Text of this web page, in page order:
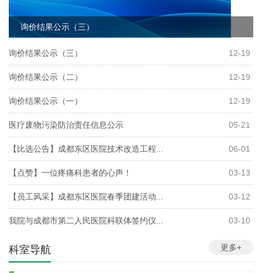
询价结果公示（三）
询价结果公示（三） 12-19
询价结果公示（二） 12-19
询价结果公示（一） 12-19
医疗废物污染防治责任信息公示 05-21
【比选公告】成都东区医院技术改造工程... 06-01
【点赞】一位疼痛科患者的心声！ 03-13
【员工风采】成都东区医院春季团建活动... 03-12
我院与成都市第二人民医院科联体签约仪... 03-10
科室导航 更多+